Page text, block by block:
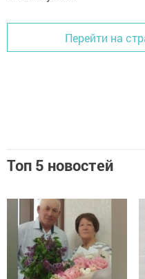
Перейти на
Топ 5 новостей